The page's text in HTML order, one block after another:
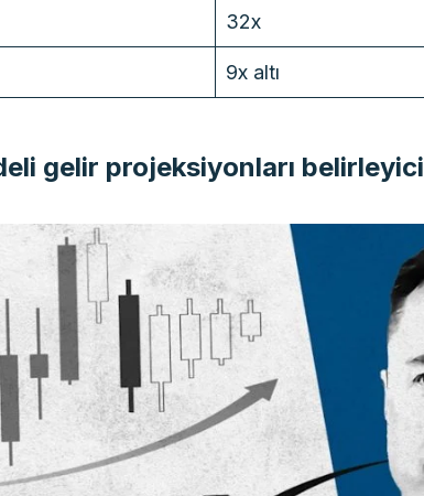
32x
9x altı
gelir projeksiyonları belirleyici